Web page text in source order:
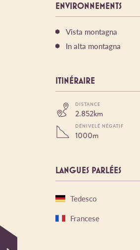
ENVIRONNEMENTS
Vista montagna
In alta montagna
ITINÉRAIRE
DISTANCE
2.852km
DÉNIVELÉ NÉGATIF
1000m
LANGUES PARLÉES
Tedesco
Francese